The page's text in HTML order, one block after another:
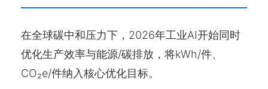
在全球碳中和压力下，2026年工业AI开始同时
优化生产效率与能源/碳排放，将kWh/件、
CO₂e/件纳入核心优化目标。